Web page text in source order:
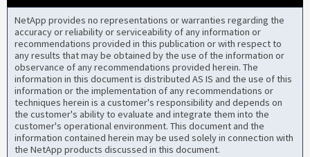
NetApp provides no representations or warranties regarding the
accuracy or reliability or serviceability of any information or
recommendations provided in this publication or with respect to
any results that may be obtained by the use of the information or
observance of any recommendations provided herein. The
information in this document is distributed AS IS and the use of this
information or the implementation of any recommendations or
techniques herein is a customer's responsibility and depends on
the customer's ability to evaluate and integrate them into the
customer's operational environment. This document and the
information contained herein may be used solely in connection with
the NetApp products discussed in this document.